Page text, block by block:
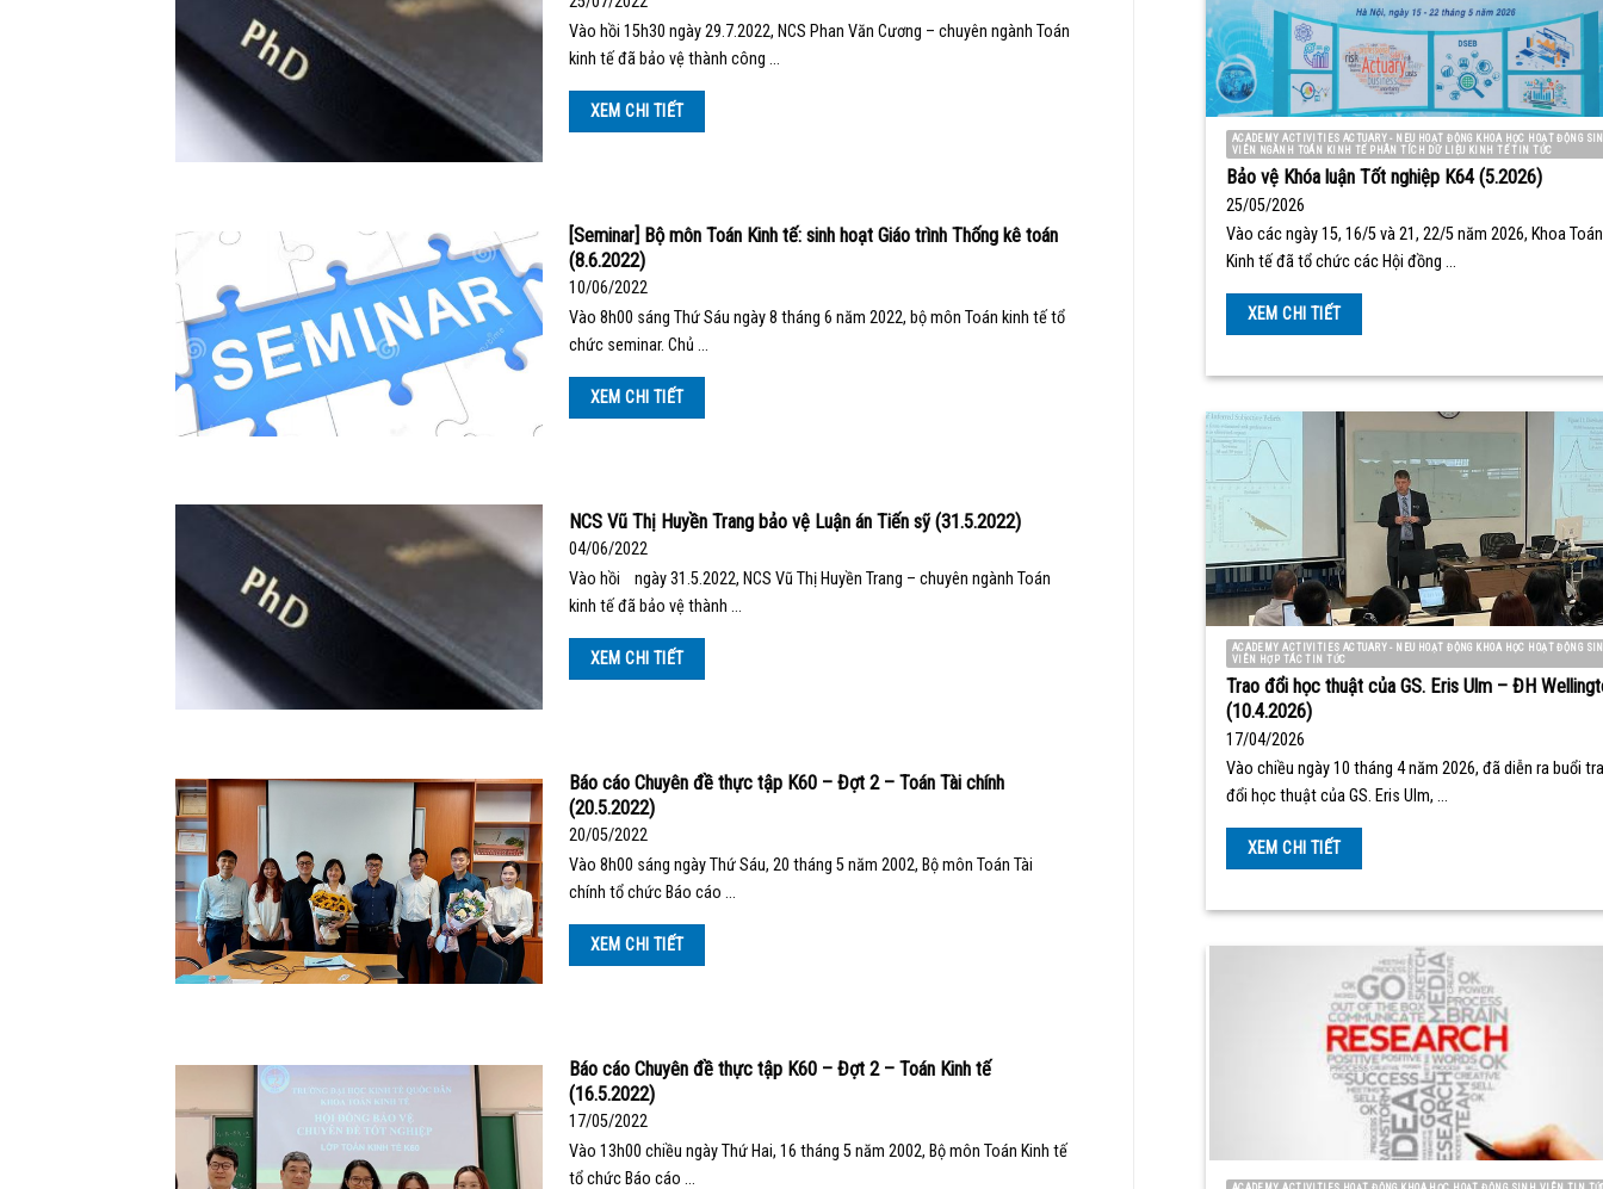
Vào hồi 15h30 ngày 29.7.2022, NCS Phan Văn Cương – chuyên ngành Toán
kinh tế đã bảo vệ thành công …
XEM CHI TIẾT
[Seminar] Bộ môn Toán Kinh tế: sinh hoạt Giáo trình Thống kê toán
(8.6.2022)
10/06/2022
Vào 8h00 sáng Thứ Sáu ngày 8 tháng 6 năm 2022, bộ môn Toán kinh tế tổ
chức seminar. Chủ …
XEM CHI TIẾT
NCS Vũ Thị Huyền Trang bảo vệ Luận án Tiến sỹ (31.5.2022)
04/06/2022
Vào hồi ngày 31.5.2022, NCS Vũ Thị Huyền Trang – chuyên ngành Toán
kinh tế đã bảo vệ thành …
XEM CHI TIẾT
Báo cáo Chuyên đề thực tập K60 – Đợt 2 – Toán Tài chính
(20.5.2022)
20/05/2022
Vào 8h00 sáng ngày Thứ Sáu, 20 tháng 5 năm 2002, Bộ môn Toán Tài
chính tổ chức Báo cáo …
XEM CHI TIẾT
Báo cáo Chuyên đề thực tập K60 – Đợt 2 – Toán Kinh tế
(16.5.2022)
17/05/2022
Vào 13h00 chiều ngày Thứ Hai, 16 tháng 5 năm 2002, Bộ môn Toán Kinh tế
tổ chức Báo cáo …
ACADEMY ACTIVITIES ACTUARY - NEU HOẠT ĐỘNG KHOA HỌC HOẠT ĐỘNG
VIÊN NGÀNH TOÁN KINH TẾ PHÂN TÍCH DỮ LIỆU KINH TẾ TIN TỨC
Bảo vệ Khóa luận Tốt nghiệp K64 (5.2026)
25/05/2026
Vào các ngày 15, 16/5 và 21, 22/5 năm 2026, Khoa Toán
Kinh tế đã tổ chức các Hội đồng …
XEM CHI TIẾT
ACADEMY ACTIVITIES ACTUARY - NEU HOẠT ĐỘNG KHOA HỌC HOẠT ĐỘNG
VIÊN HỢP TÁC TIN TỨC
Trao đổi học thuật của GS. Eris Ulm – ĐH
(10.4.2026)
17/04/2026
Vào chiều ngày 10 tháng 4 năm 2026, đã diễn ra buổi
đổi học thuật của GS. Eris Ulm, …
XEM CHI TIẾT